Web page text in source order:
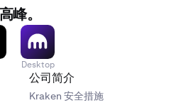
通知文本前会显示账户名称，
的账户。
峰。
Desktop
公司简介
Kraken 安全措施